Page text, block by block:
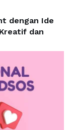
dengan Ide
dan